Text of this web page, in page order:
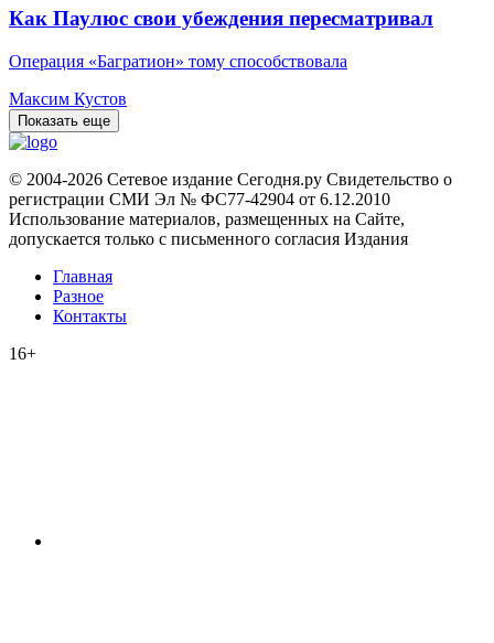
Как Паулюс свои убеждения пересматривал
Операция «Багратион» тому способствовала
Максим Кустов
Показать еще
© 2004-2026 Сетевое издание Сегодня.ру Свидетельство о
регистрации СМИ Эл № ФС77-42904 от 6.12.2010
Использование материалов, размещенных на Сайте,
допускается только с письменного согласия Издания
Главная
Разное
Контакты
16+